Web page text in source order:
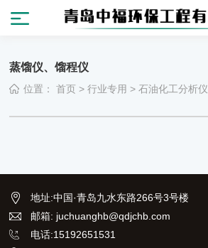
蒸馏仪、馏程仪
位置：首页 >行业专用 >石油化工分析仪
地址:中国·青岛九水东路266号3号楼
邮箱: juchuanghb@qdjchb.com
电话:15192651531